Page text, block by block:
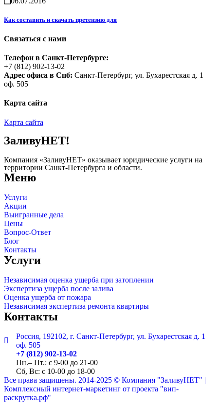
Как составить и скачать претензию для
Связаться с нами
Телефон в Санкт-Петербурге:
+7 (812) 902-13-02
Адрес офиса в Спб: Санкт-Петербург, ул. Бухарестская д. 1
оф. 505
Карта сайта
Карта сайта
ЗаливуНЕТ!
Компания «ЗаливуНЕТ» оказывает юридические услуги на
территории Санкт-Петербурга и области.
Меню
Услуги
Акции
Выигранные дела
Цены
Вопрос-Ответ
Блог
Контакты
Услуги
Независимая оценка ущерба при затоплении
Экспертиза ущерба после залива
Оценка ущерба от пожара
Независимая экспертиза ремонта квартиры
Контакты
Россия, 192102, г. Санкт-Петербург, ул. Бухарестская д. 1
оф. 505
+7 (812) 902-13-02
Пн.– Пт.: с 9-00 до 21-00
Сб, Вс: с 10-00 до 18-00
Все права защищены. 2014-2025 © Компания "ЗаливуНЕТ" |
Комплексный интернет-маркетинг от проекта "вип-
раскрутка.рф"